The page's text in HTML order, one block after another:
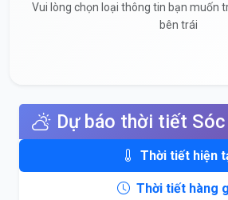
Vui lòng chọn loại thông tin bạn muốn
bên trái
Dự báo thời tiết Sóc
Thời tiết hiện
Thời tiết hàng